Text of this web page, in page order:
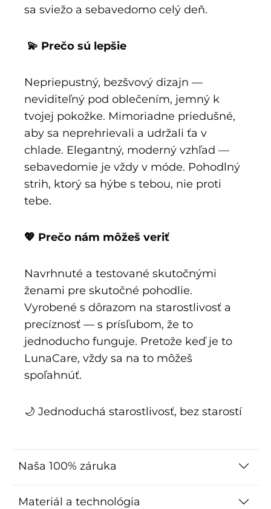
sa sviežo a sebavedomo celý deň.
💫 Prečo sú lepšie
Nepriepustný, bezšvový dizajn —
neviditeľný pod oblečením, jemný k
tvojej pokožke. Mimoriadne priedušné,
aby sa neprehrievali a udržali ťa v
chlade. Elegantný, moderný vzhľad —
sebavedomie je vždy v móde. Pohodlný
strih, ktorý sa hýbe s tebou, nie proti
tebe.
💖 Prečo nám môžeš veriť
Navrhnuté a testované skutočnými
ženami pre skutočné pohodlie.
Vyrobené s dôrazom na starostlivosť a
precíznosť — s prísľubom, že to
jednoducho funguje. Pretože keď je to
LunaCare, vždy sa na to môžeš
spoľahnúť.
🌙 Jednoduchá starostlivosť, bez starostí
Naša 100% záruka
Materiál a technológia